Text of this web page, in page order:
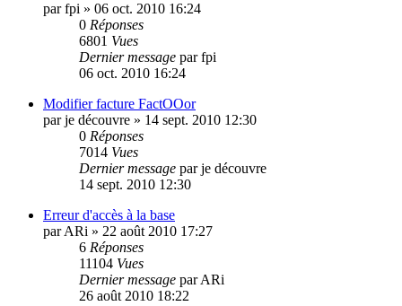
parfpi » 06 oct. 2010 16:24
0 Réponses
6801 Vues
Dernier message parfpi
06 oct. 2010 16:24
Modifier facture FactOOor
parje découvre » 14 sept. 2010 12:30
0 Réponses
7014 Vues
Dernier message parje découvre
14 sept. 2010 12:30
Erreur d'accès à la base
parARi » 22 août 2010 17:27
6 Réponses
11104 Vues
Dernier message parARi
26 août 2010 18:22